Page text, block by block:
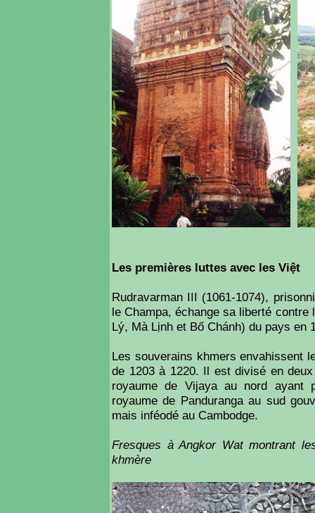
Les premières luttes avec les Việt
Rudravarman III (1061-1074),
le Champa, échange sa liberté
Lý, Mà Lịnh et Bố Chánh) du pays en
Les souverains khmers envahissent
de 1203 à 1220. Il est divisé en
royaume de Vijaya au nord ayant
royaume de Panduranga au sud
mais inféodé au Cambodge.
Fresques à Angkor Wat montrant
khmère